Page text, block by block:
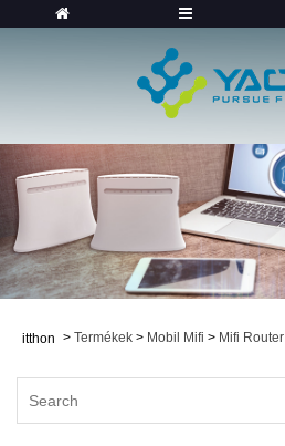
itthon > Termékek > Mobil Mifi > Mifi Router